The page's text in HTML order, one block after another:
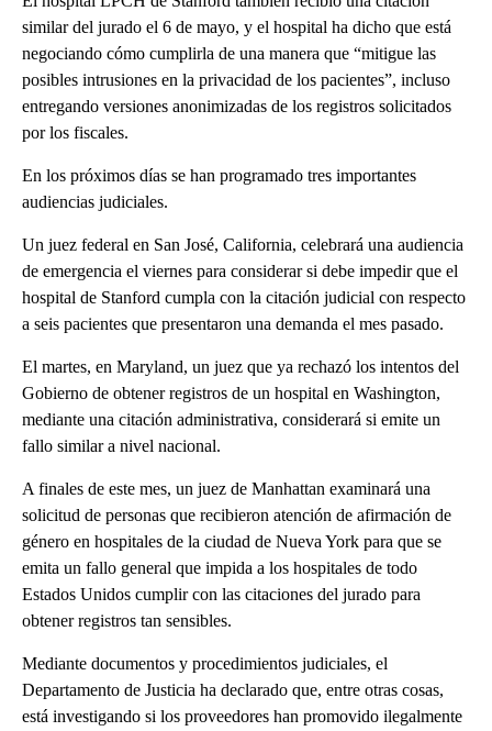
similar del jurado el 6 de mayo, y el hospital ha dicho que está
negociando cómo cumplirla de una manera que “mitigue las
posibles intrusiones en la privacidad de los pacientes”, incluso
entregando versiones anonimizadas de los registros solicitados
por los fiscales.
En los próximos días se han programado tres importantes
audiencias judiciales.
Un juez federal en San José, California, celebrará una audiencia
de emergencia el viernes para considerar si debe impedir que el
hospital de Stanford cumpla con la citación judicial con respecto
a seis pacientes que presentaron una demanda el mes pasado.
El martes, en Maryland, un juez que ya rechazó los intentos del
Gobierno de obtener registros de un hospital en Washington,
mediante una citación administrativa, considerará si emite un
fallo similar a nivel nacional.
A finales de este mes, un juez de Manhattan examinará una
solicitud de personas que recibieron atención de afirmación de
género en hospitales de la ciudad de Nueva York para que se
emita un fallo general que impida a los hospitales de todo
Estados Unidos cumplir con las citaciones del jurado para
obtener registros tan sensibles.
Mediante documentos y procedimientos judiciales, el
Departamento de Justicia ha declarado que, entre otras cosas,
está investigando si los proveedores han promovido ilegalmente